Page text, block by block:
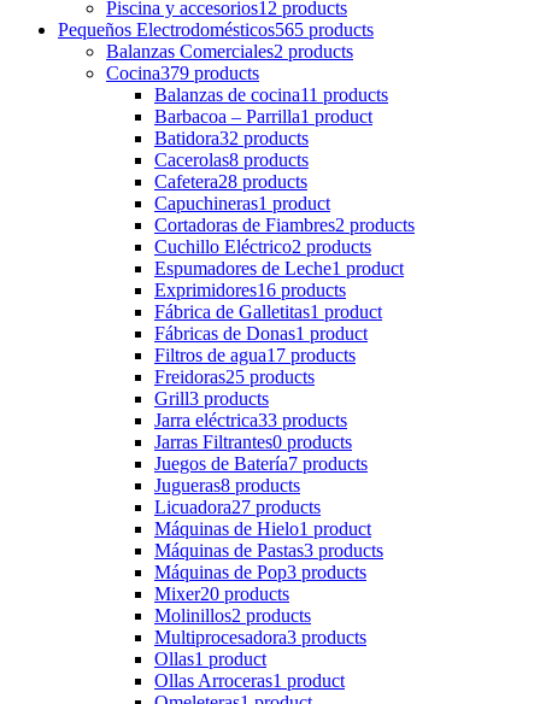
Piscina y accesorios12 products
Pequeños Electrodomésticos565 products
Balanzas Comerciales2 products
Cocina379 products
Balanzas de cocina11 products
Barbacoa – Parrilla1 product
Batidora32 products
Cacerolas8 products
Cafetera28 products
Capuchineras1 product
Cortadoras de Fiambres2 products
Cuchillo Eléctrico2 products
Espumadores de Leche1 product
Exprimidores16 products
Fábrica de Galletitas1 product
Fábricas de Donas1 product
Filtros de agua17 products
Freidoras25 products
Grill3 products
Jarra eléctrica33 products
Jarras Filtrantes0 products
Juegos de Batería7 products
Jugueras8 products
Licuadora27 products
Máquinas de Hielo1 product
Máquinas de Pastas3 products
Máquinas de Pop3 products
Mixer20 products
Molinillos2 products
Multiprocesadora3 products
Ollas1 product
Ollas Arroceras1 product